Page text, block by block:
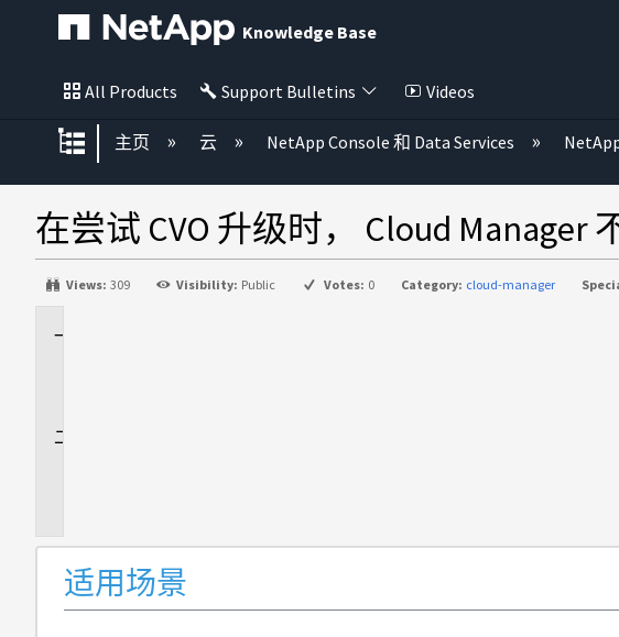
Knowledge Base
All Products Support Bulletins Videos
扩展/隐缩全局层次
主页 云 NetApp Console 和 Data Services
在尝试 CVO 升级时， Cloud
Views: 309 Visibility: Public Votes: 0 Category: cloud-manager
适用场景